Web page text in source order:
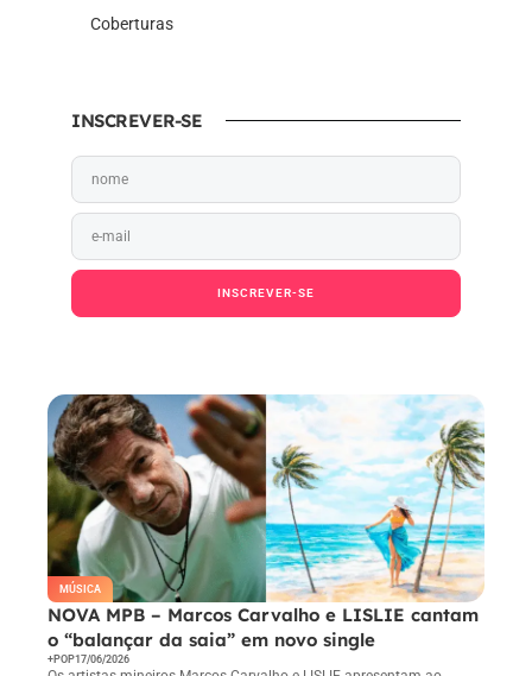
Coberturas
INSCREVER-SE
INSCREVER-SE
MÚSICA
NOVA MPB – Marcos Carvalho e LISLIE cantam
o “balançar da saia” em novo single
+POP17/06/2026